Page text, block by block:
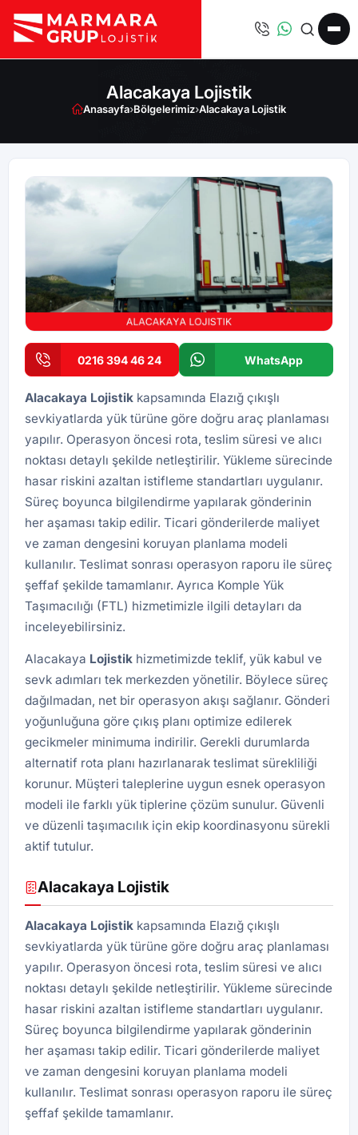
Alacakaya Lojistik
Anasayfa›Bölgelerimiz›Alacakaya Lojistik
0216 394 46 24 WhatsApp
Alacakaya Lojistik kapsamında Elazığ çıkışlı
sevkiyatlarda yük türüne göre doğru araç planlaması
yapılır. Operasyon öncesi rota, teslim süresi ve alıcı
noktası detaylı şekilde netleştirilir. Yükleme sürecinde
hasar riskini azaltan istifleme standartları uygulanır.
Süreç boyunca bilgilendirme yapılarak gönderinin
her aşaması takip edilir. Ticari gönderilerde maliyet
ve zaman dengesini koruyan planlama modeli
kullanılır. Teslimat sonrası operasyon raporu ile süreç
şeffaf şekilde tamamlanır. Ayrıca Komple Yük
Taşımacılığı (FTL) hizmetimizle ilgili detayları da
inceleyebilirsiniz.
Alacakaya Lojistik hizmetimizde teklif, yük kabul ve
sevk adımları tek merkezden yönetilir. Böylece süreç
dağılmadan, net bir operasyon akışı sağlanır. Gönderi
yoğunluğuna göre çıkış planı optimize edilerek
gecikmeler minimuma indirilir. Gerekli durumlarda
alternatif rota planı hazırlanarak teslimat sürekliliği
korunur. Müşteri taleplerine uygun esnek operasyon
modeli ile farklı yük tiplerine çözüm sunulur. Güvenli
ve düzenli taşımacılık için ekip koordinasyonu sürekli
aktif tutulur.
Alacakaya Lojistik
Alacakaya Lojistik kapsamında Elazığ çıkışlı
sevkiyatlarda yük türüne göre doğru araç planlaması
yapılır. Operasyon öncesi rota, teslim süresi ve alıcı
noktası detaylı şekilde netleştirilir. Yükleme sürecinde
hasar riskini azaltan istifleme standartları uygulanır.
Süreç boyunca bilgilendirme yapılarak gönderinin
her aşaması takip edilir. Ticari gönderilerde maliyet
ve zaman dengesini koruyan planlama modeli
kullanılır. Teslimat sonrası operasyon raporu ile süreç
şeffaf şekilde tamamlanır.